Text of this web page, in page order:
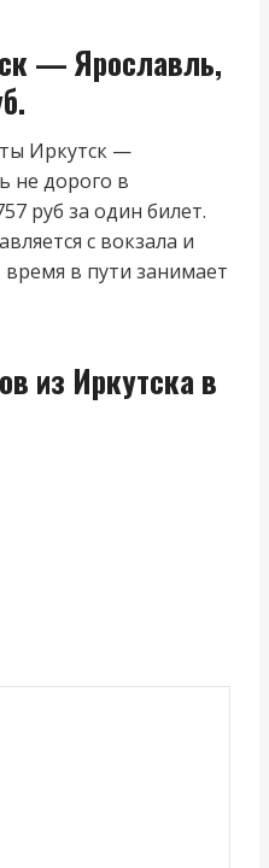
— Ярославль,
Иркутск —
не дорого в
руб за один билет.
с вокзала и
в пути занимает
из Иркутска в